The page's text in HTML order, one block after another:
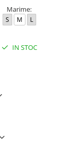
Marime:
S M L
IN STOC